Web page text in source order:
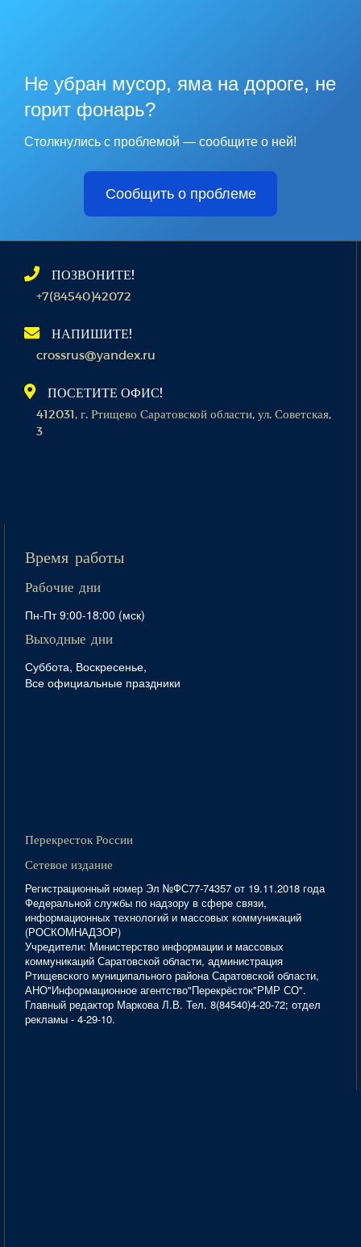
Не убран мусор, яма на дороге, не
горит фонарь?
Столкнулись с проблемой — сообщите о ней!
Сообщить о проблеме
ПОЗВОНИТЕ!
+7(84540)42072
НАПИШИТЕ!
crossrus@yandex.ru
ПОСЕТИТЕ ОФИС!
412031, г. Ртищево Саратовской области, ул. Советская,
3
Время работы
Рабочие дни
Пн-Пт 9:00-18:00 (мск)
Выходные дни
Суббота, Воскресенье,
Все официальные праздники
Перекресток России
Сетевое издание
Регистрационный номер Эл №ФС77-74357 от 19.11.2018 года
Федеральной службы по надзору в сфере связи,
информационных технологий и массовых коммуникаций
(РОСКОМНАДЗОР)
Учредители: Министерство информации и массовых
коммуникаций Саратовской области, администрация
Ртищевского муниципального района Саратовской области,
АНО"Информационное агентство"Перекрёсток"РМР СО".
Главный редактор Маркова Л.В. Тел. 8(84540)4-20-72; отдел
рекламы - 4-29-10.